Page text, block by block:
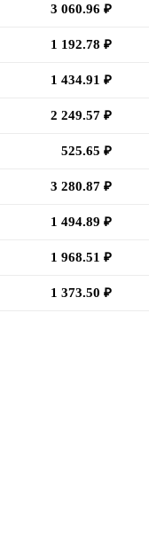
3 060.96 ₽
1 192.78 ₽
1 434.91 ₽
2 249.57 ₽
525.65 ₽
3 280.87 ₽
1 494.89 ₽
1 968.51 ₽
1 373.50 ₽